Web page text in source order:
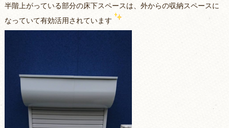
半階上がっている部分の床下スペースは、外からの収納スペースに
なっていて有効活用されています